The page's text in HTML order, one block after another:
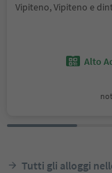
Vipiteno, Vipiteno e
Alto
Tutti gli alloggi